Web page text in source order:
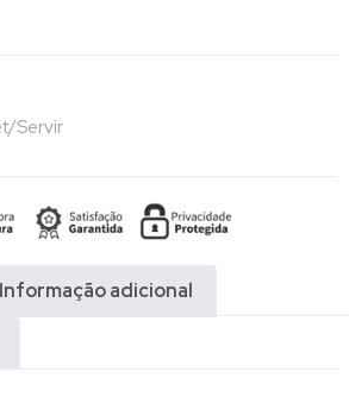
Servir
Informação adicional